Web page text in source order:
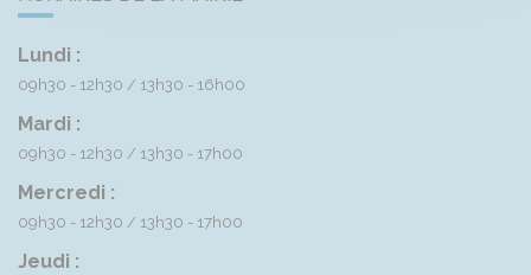
Lundi :
09h30 - 12h30 13h30 - 16h00
Mardi :
09h30 - 12h30 13h30 - 17h00
Mercredi :
09h30 - 12h30 13h30 - 17h00
Jeudi :